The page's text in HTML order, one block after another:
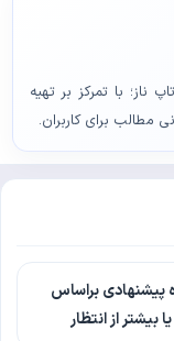
ناز؛ با تمرکز بر تهیه
مطالب برای کاربران.
پیشنهادی براساس